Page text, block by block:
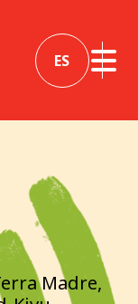
ES
Madre,